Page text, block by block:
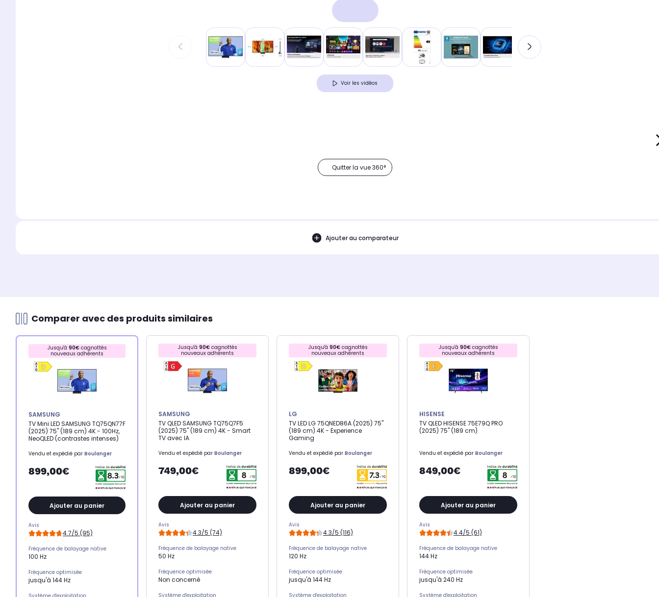
Voir les vidéos
Quitter la vue 360°
Ajouter au comparateur
Comparer avec des produits similaires
Jusqu'à 90€cagnottés
nouveaux adhérents
SAMSUNG
TV Mini LED SAMSUNG TQ75QN77F
(2025) 75" (189 cm) 4K - 100Hz,
NeoQLED (contrastes intenses)
Vendu et expédié par Boulanger
899,00€
Ajouter au panier
Avis
4.7/5 (95)
Fréquence de balayage native
100 Hz
Fréquence optimisée
jusqu'à 144 Hz
Jusqu'à 90€cagnottés
nouveaux adhérents
SAMSUNG
TV QLED SAMSUNG TQ75Q7F5
(2025) 75" (189 cm) 4K - Smart
TV avec IA
Vendu et expédié par Boulanger
749,00€
Ajouter au panier
Avis
4.3/5 (74)
Fréquence de balayage native
50 Hz
Fréquence optimisée
Non concerné
Système d'exploitation
Jusqu'à 90€cagnottés
nouveaux adhérents
LG
TV LED LG 75QNED86A (2025) 75"
(189 cm) 4K - Experience
Gaming
Vendu et expédié par Boulanger
899,00€
Ajouter au panier
Avis
4.3/5 (116)
Fréquence de balayage native
120 Hz
Fréquence optimisée
jusqu'à 144 Hz
Système d'exploitation
Jusqu'à 90€cagnottés
nouveaux adhérents
HISENSE
TV QLED HISENSE 75E79Q PRO
(2025) 75" (189 cm)
Vendu et expédié par Boulanger
849,00€
Ajouter au panier
Avis
4.4/5 (61)
Fréquence de balayage native
144 Hz
Fréquence optimisée
jusqu'à 240 Hz
Système d'exploitation